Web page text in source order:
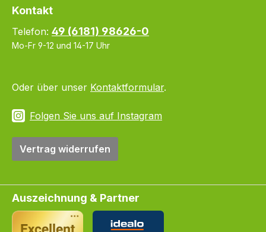
Kontakt
Telefon: 49 (6181) 98626-0
Mo-Fr 9-12 und 14-17 Uhr
Oder über unser Kontaktformular.
Folgen Sie uns auf Instagram
Vertrag widerrufen
Auszeichnung & Partner